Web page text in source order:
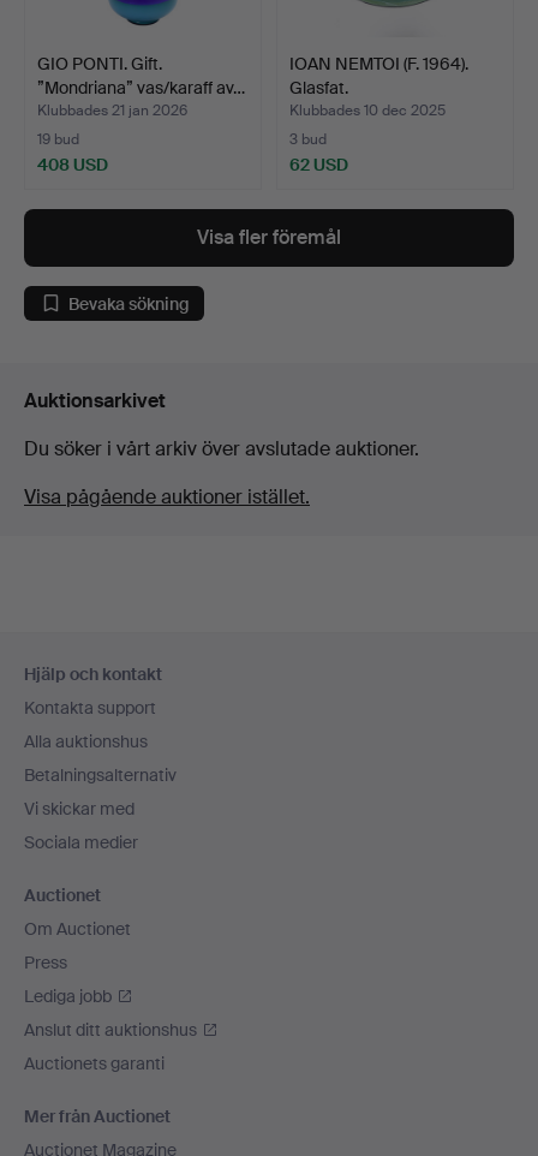
GIO PONTI. Gift.
”Mondriana” vas/karaff av…
Klubbades 21 jan 2026
19 bud
408 USD
IOAN NEMTOI (F. 1964).
Glasfat.
Klubbades 10 dec 2025
3 bud
62 USD
Visa fler föremål
Bevaka sökning
Auktionsarkivet
Du söker i vårt arkiv över avslutade auktioner.
Visa pågående auktioner istället.
Hjälp och kontakt
Kontakta support
Alla auktionshus
Betalningsalternativ
Vi skickar med
Sociala medier
Auctionet
Om Auctionet
Press
Lediga jobb
Anslut ditt auktionshus
Auctionets garanti
Mer från Auctionet
Auctionet Magazine